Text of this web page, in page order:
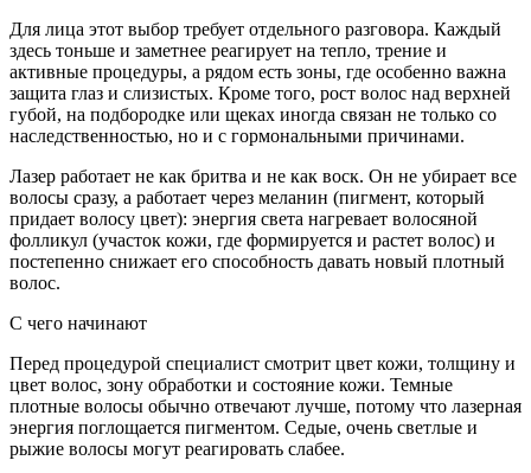
Для лица этот выбор требует отдельного разговора. Каждый
здесь тоньше и заметнее реагирует на тепло, трение и
активные процедуры, а рядом есть зоны, где особенно важна
защита глаз и слизистых. Кроме того, рост волос над верхней
губой, на подбородке или щеках иногда связан не только со
наследственностью, но и с гормональными причинами.
Лазер работает не как бритва и не как воск. Он не убирает все
волосы сразу, а работает через меланин (пигмент, который
придает волосу цвет): энергия света нагревает волосяной
фолликул (участок кожи, где формируется и растет волос) и
постепенно снижает его способность давать новый плотный
волос.
С чего начинают
Перед процедурой специалист смотрит цвет кожи, толщину и
цвет волос, зону обработки и состояние кожи. Темные
плотные волосы обычно отвечают лучше, потому что лазерная
энергия поглощается пигментом. Седые, очень светлые и
рыжие волосы могут реагировать слабее.